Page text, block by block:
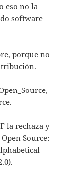
eso no la
software
porque no
,
la rechaza y
Source: